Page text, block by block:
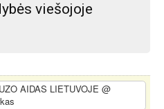
viešojoje
AIDAS LIETUVOJE @